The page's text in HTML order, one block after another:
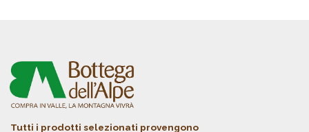
Tutti i prodotti selezionati provengono